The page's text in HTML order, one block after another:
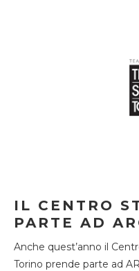
IL CENTRO
PARTE AD
Anche quest’anno il
Torino prende parte ad